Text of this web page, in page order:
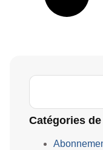
Catégories